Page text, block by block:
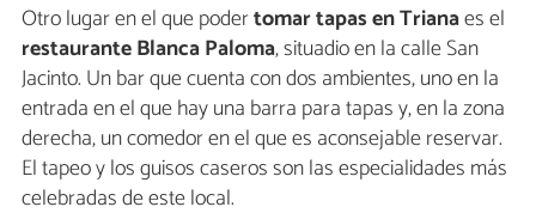
Otro lugar en el que podertomar tapas en Trianaes el
restaurante Blanca Paloma, situadio en la calle San
Jacinto. Un bar que cuenta con dos ambientes, uno en la
entrada en el que hay una barra para tapas y, en la zona
derecha, un comedor en el que es aconsejable reservar.
El tapeo y los guisos caseros son las especialidades más
celebradas de este local.